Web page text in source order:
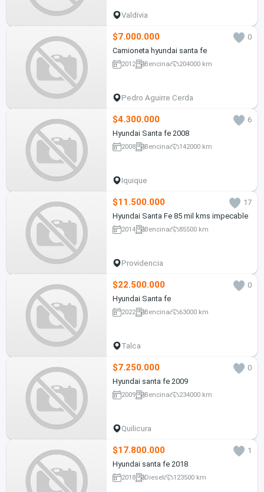
Valdivia
$7.000.000
0
Camioneta hyundai santa fe
2012 Bencina 204000 km
Pedro Aguirre Cerda
$4.300.000
6
Hyundai Santa fe 2008
2008 Bencina 142000 km
Iquique
$11.500.000
17
Hyundai Santa Fe 85 mil kms impecable
2014 Bencina 85500 km
Providencia
$22.500.000
0
Hyundai Santa fe
2022 Bencina 63000 km
Talca
$7.250.000
0
Hyundai santa fe 2009
2009 Bencina 234000 km
Quilicura
$17.800.000
1
Hyundai santa fe 2018
2018 Diesel 123500 km